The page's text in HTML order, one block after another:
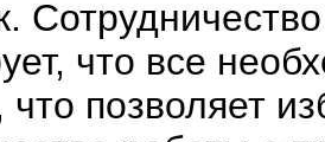
что все
позволяет